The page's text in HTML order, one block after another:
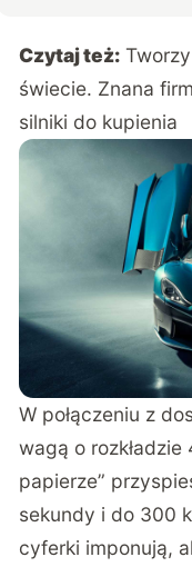
Czytaj też:
świecie. Znana
silniki do kupienia
W połączeniu z
wagą o rozkładzie
papierze”
sekundy i do 300
cyferki imponują,